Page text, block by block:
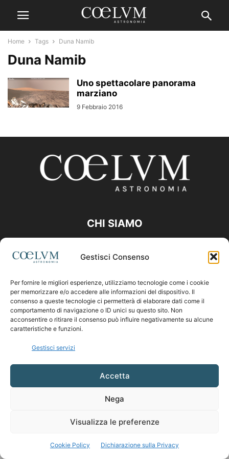
Gestisci Consenso
Per fornire le migliori esperienze, utilizziamo tecnologie come i cookie
per memorizzare e/o accedere alle informazioni del dispositivo. Il
consenso a queste tecnologie ci permetterà di elaborare dati come il
comportamento di navigazione o ID unici su questo sito. Non
acconsentire o ritirare il consenso può influire negativamente su alcune
caratteristiche e funzioni.
Gestisci servizi
Accetta
Nega
Visualizza le preferenze
Cookie Policy Dichiarazione sulla Privacy
Home Tags Duna Namib
Duna Namib
Uno spettacolare panorama
marziano
9 Febbraio 2016
CHI SIAMO
Contattaci:coelumastro@coelum.com
SEGUICI